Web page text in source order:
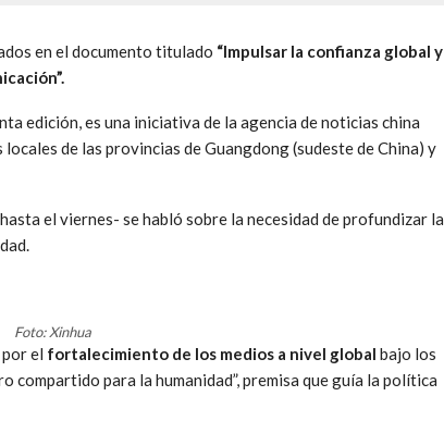
en el documento titulado “Impulsar la confianza global y
edición, es una iniciativa de la agencia de noticias china
de las provincias de Guangdong (sudeste de China) y
el viernes- se habló sobre la necesidad de profundizar la
Foto: Xinhua
el fortalecimiento de los medios a nivel global bajo los
compartido para la humanidad”, premisa que guía la política